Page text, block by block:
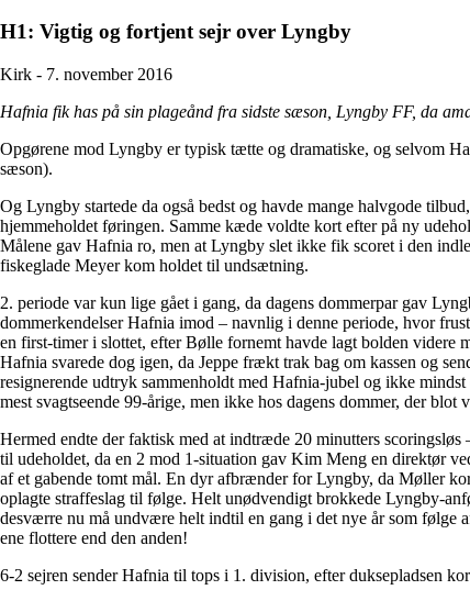
H1: Vigtig og fortjent sejr over Lyngby
Kirk - 7. november 2016
Hafnia fik has på sin plageånd fra sidste sæson, Lyngby FF, da
Opgørene mod Lyngby er typisk tætte og dramatiske, og selvom
sæson).
Og Lyngby startede da også bedst og havde mange halvgode
hjemmeholdet føringen. Samme kæde voldte kort efter på ny
Målene gav Hafnia ro, men at Lyngby slet ikke fik scoret i den
fiskeglade Meyer kom holdet til undsætning.
2. periode var kun lige gået i gang, da dagens dommerpar gav
dommerkendelser Hafnia imod – navnlig i denne periode, hvor
en first-timer i slottet, efter Bølle fornemt havde lagt bolden videre
Hafnia svarede dog igen, da Jeppe frækt trak bag om kassen og
resignerende udtryk sammenholdt med Hafnia-jubel og ikke
mest svagtseende 99-årige, men ikke hos dagens dommer, der
Hermed endte der faktisk med at indtræde 20 minutters
til udeholdet, da en 2 mod 1-situation gav Kim Meng en direktør
af et gabende tomt mål. En dyr afbrænder for Lyngby, da Møller
oplagte straffeslag til følge. Helt unødvendigt brokkede Lyngby-
desværre nu må undvære helt indtil en gang i det nye år som følge
ene flottere end den anden!
6-2 sejren sender Hafnia til tops i 1. division, efter duksepladsen